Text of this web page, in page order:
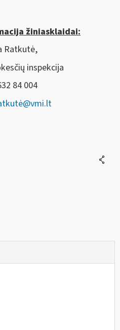
žiniasklaidai:
Ratkutė,
inspekcija
84 004